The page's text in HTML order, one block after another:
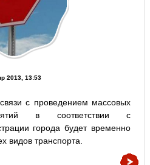
2013, 13:53
с проведением массовых
в соответствии с
города будет временно
видов транспорта.